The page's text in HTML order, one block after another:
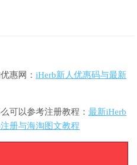
惠网： iHerb新人优惠码与最新
可以参考注册教程： 最新iHerb
册与海淘图文教程